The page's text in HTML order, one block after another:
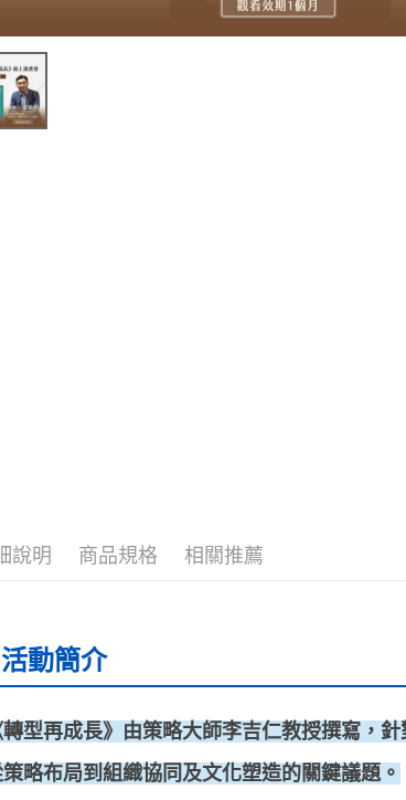
說明 商品規格 相關推薦
活動簡介
轉型再成長》由策略大師李吉仁教授撰寫，
略布局到組織協同及文化塑造的關鍵議題。